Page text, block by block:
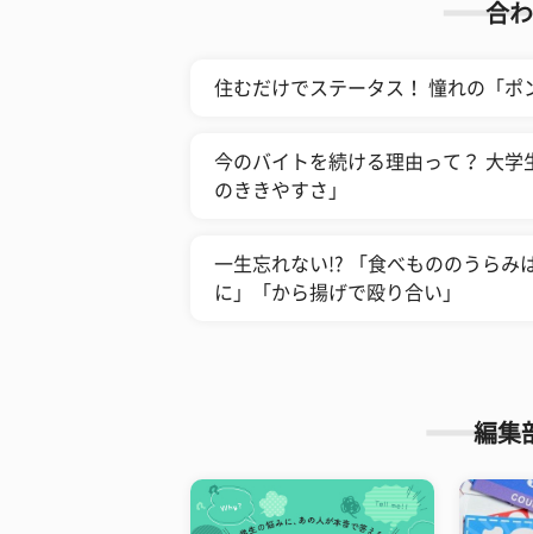
合
住むだけでステータス！ 憧れの「
今のバイトを続ける理由って？ 大
のききやすさ」
一生忘れない!? 「食べもののうらみ
に」「から揚げで殴り合い」
編集